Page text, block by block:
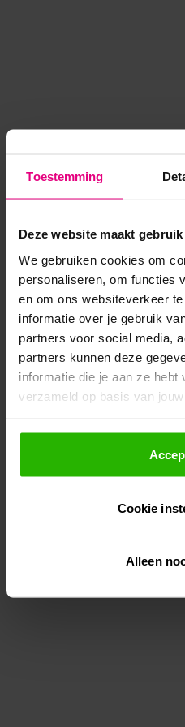
Toestemming
Deze website maakt
We gebruiken cookies om
personaliseren, om functies
en om ons websiteverkeer
informatie over je gebruik
partners voor social media,
partners kunnen deze
informatie die je aan ze
verzameld op basis van
Als je op "Accepteer" klikt,
toestemming om cookies
gepersonaliseerde
Lees hier meer over in ons
Via "Cookie instellingen"
Cookie
Alleen
Application error: a client-
loadingwww.voordeeluitjes.nl